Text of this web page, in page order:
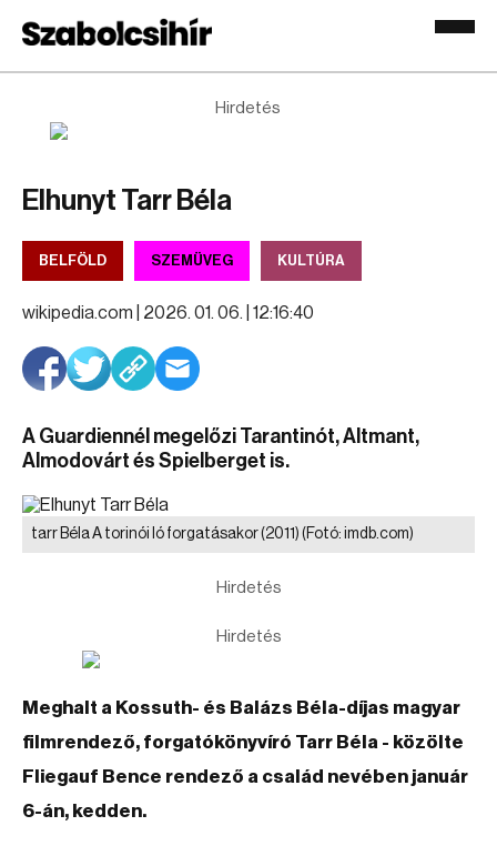
Hirdetés
Elhunyt Tarr Béla
BELFÖLD SZEMÜVEG KULTÚRA
wikipedia.com | 2026. 01. 06. | 12:16:40
A Guardiennél megelőzi Tarantinót, Altmant,
Almodovárt és Spielberget is.
tarr Béla A torinói ló forgatásakor (2011) (Fotó: imdb.com)
Hirdetés
Hirdetés
Meghalt a Kossuth- és Balázs Béla-díjas magyar
filmrendező, forgatókönyvíró Tarr Béla - közölte
Fliegauf Bence rendező a család nevében január
6-án, kedden.